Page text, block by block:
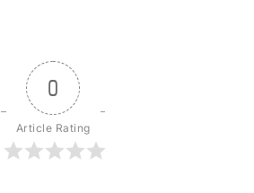
0
Article Rating